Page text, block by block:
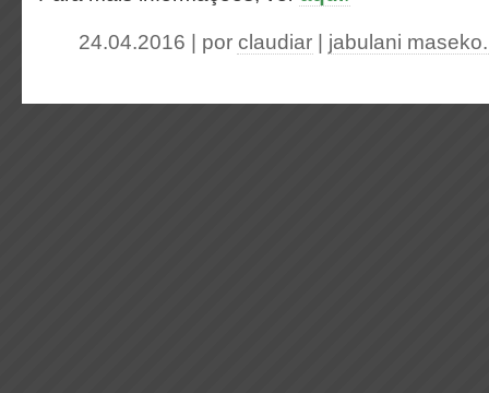
24.04.2016 | por claudiar jabulani